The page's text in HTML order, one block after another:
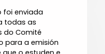
foi enviada
todas as
do Comité
para a emisión